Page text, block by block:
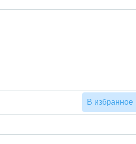
В избранное